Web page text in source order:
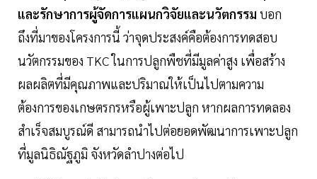
และรักษาการผู้จัดการแผนกวิจัยและนวัตกรรม บอก
ถึงที่มาของโครงการนี้ ว่าจุดประสงค์คือต้องการทดสอบ
นวัตกรรมของ TKC ในการปลูกพืชที่มีมูลค่าสูง เพื่อสร้าง
ผลผลิตที่มีคุณภาพและปริมาณให้เป็นไปตามความ
ต้องการของเกษตรกรหรือผู้เพาะปลูก หากผลการทดลอง
สำเร็จสมบูรณ์ดี สามารถนำไปต่อยอดพัฒนาการเพาะปลูก
ที่มูลนิธิณัฐภูมิ จังหวัดลำปางต่อไป